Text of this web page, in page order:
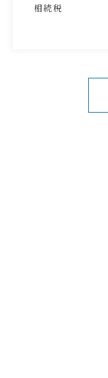
相続税